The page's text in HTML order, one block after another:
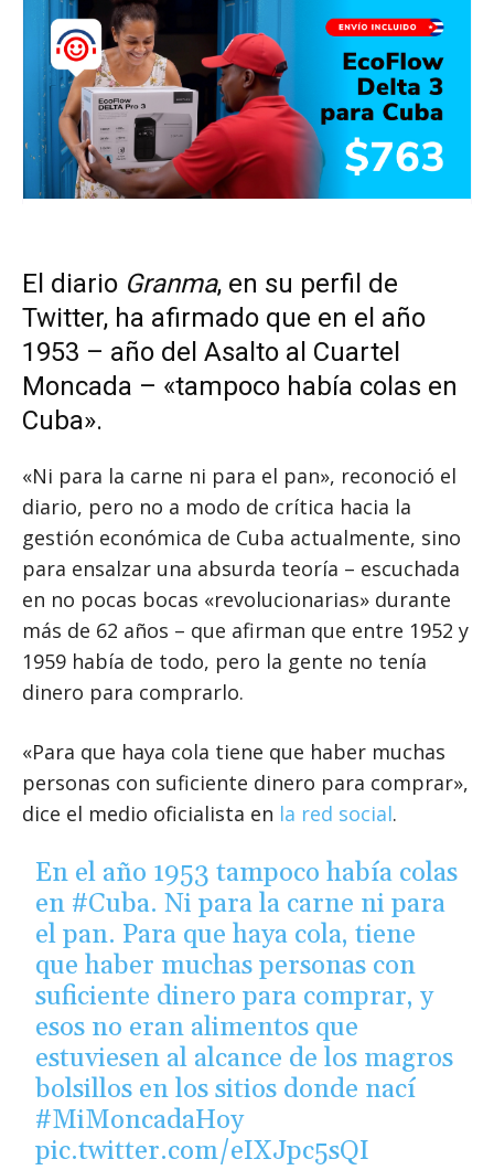
El diario Granma, en su perfil de
Twitter, ha afirmado que en el año
1953 – año del Asalto al Cuartel
Moncada – «tampoco había colas en
Cuba».
«Ni para la carne ni para el pan», reconoció el
diario, pero no a modo de crítica hacia la
gestión económica de Cuba actualmente, sino
para ensalzar una absurda teoría – escuchada
en no pocas bocas «revolucionarias» durante
más de 62 años – que afirman que entre 1952 y
1959 había de todo, pero la gente no tenía
dinero para comprarlo.
«Para que haya cola tiene que haber muchas
personas con suficiente dinero para comprar»,
dice el medio oficialista en la red social.
En el año 1953 tampoco había colas
en #Cuba. Ni para la carne ni para
el pan. Para que haya cola, tiene
que haber muchas personas con
suficiente dinero para comprar, y
esos no eran alimentos que
estuviesen al alcance de los magros
bolsillos en los sitios donde nací
#MiMoncadaHoy
pic.twitter.com/eIXJpc5sQI